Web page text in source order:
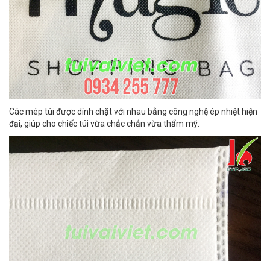
Các mép túi được dính chặt với nhau bằng công nghệ ép nhiệt hiện
đại, giúp cho chiếc túi vừa chắc chắn vừa thẩm mỹ.